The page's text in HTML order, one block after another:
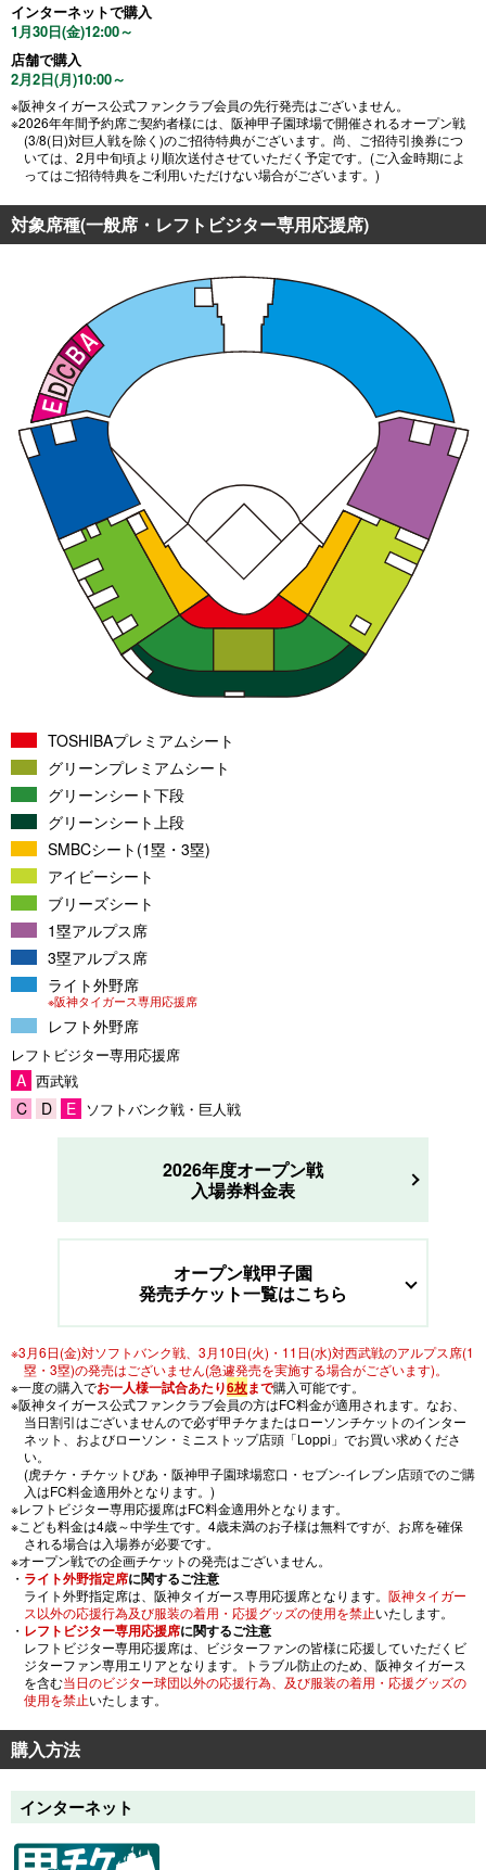
インターネットで購入
1月30日(金)12:00～
店舗で購入
2月2日(月)10:00～
※阪神タイガース公式ファンクラブ会員の先行発売はございません。
※2026年年間予約席ご契約者様には、阪神甲子園球場で開催されるオープン戦
(3/8(日)対巨人戦を除く)のご招待特典がございます。尚、ご招待引換券につ
いては、2月中旬頃より順次送付させていただく予定です。(ご入金時期によ
ってはご招待特典をご利用いただけない場合がございます。)
対象席種(一般席・レフトビジター専用応援席)
TOSHIBAプレミアムシート
グリーンプレミアムシート
グリーンシート下段
グリーンシート上段
SMBCシート(1塁・3塁)
アイビーシート
ブリーズシート
1塁アルプス席
3塁アルプス席
ライト外野席
※阪神タイガース専用応援席
レフト外野席
レフトビジター専用応援席
A 西武戦
C D E ソフトバンク戦・巨人戦
2026年度オープン戦
入場券料金表
オープン戦甲子園
発売チケット一覧はこちら
※3月6日(金)対ソフトバンク戦、3月10日(火)・11日(水)対西武戦のアルプス席(1
塁・3塁)の発売はございません(急遽発売を実施する場合がございます)。
※一度の購入でお一人様一試合あたり6枚まで購入可能です。
※阪神タイガース公式ファンクラブ会員の方はFC料金が適用されます。なお、
当日割引はございませんので必ず甲チケまたはローソンチケットのインター
ネット、およびローソン・ミニストップ店頭「Loppi」でお買い求めくださ
い。
(虎チケ・チケットぴあ・阪神甲子園球場窓口・セブン-イレブン店頭でのご購
入はFC料金適用外となります。)
※レフトビジター専用応援席はFC料金適用外となります。
※こども料金は4歳～中学生です。4歳未満のお子様は無料ですが、お席を確保
される場合は入場券が必要です。
※オープン戦での企画チケットの発売はございません。
・ ライト外野指定席に関するご注意
ライト外野指定席は、阪神タイガース専用応援席となります。 阪神タイガー
ス以外の応援行為及び服装の着用・応援グッズの使用を禁止いたします。
・ レフトビジター専用応援席に関するご注意
レフトビジター専用応援席は、ビジターファンの皆様に応援していただくビ
ジターファン専用エリアとなります。トラブル防止のため、阪神タイガース
を含む当日のビジター球団以外の応援行為、及び服装の着用・応援グッズの
使用を禁止いたします。
購入方法
インターネット